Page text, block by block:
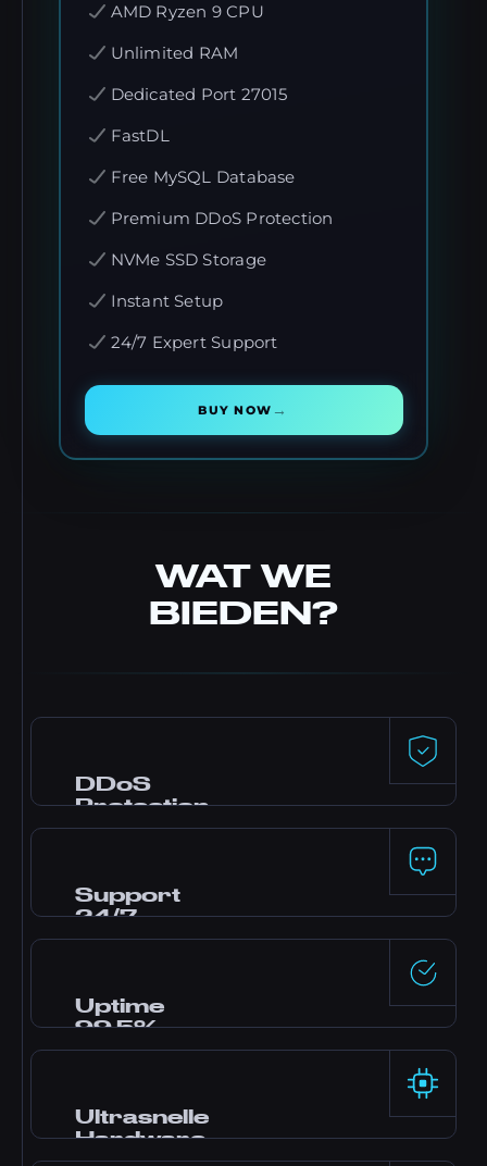
AMD Ryzen 9 CPU
Unlimited RAM
Dedicated Port 27015
FastDL
Free MySQL Database
Premium DDoS Protection
NVMe SSD Storage
Instant Setup
24/7 Expert Support
BUY NOW →
WAT WE
BIEDEN?
DDoS
Protection
gaming geoptimaliseerde filters. Uw server
blijft online, zelfs tijdens aanvallen.
Support
24/7
meeste vragen worden binnen enkele
minuten beantwoord.
Uptime
99,5%
rotsvaste betrouwbaarheid, ondersteund door
onze SLA.
Ultrasnelle
Hardware